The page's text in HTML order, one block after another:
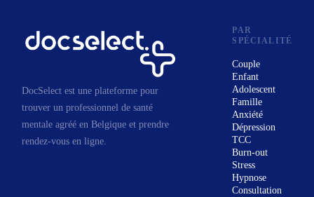
DocSelect est une plateforme pour
trouver un professionnel de santé
mentale agréé en Belgique et prendre
rendez-vous en ligne.
PAR
SPÉCIALITÉ
Couple
Enfant
Adolescent
Famille
Anxiété
Dépression
TCC
Burn-out
Stress
Hypnose
Consultation